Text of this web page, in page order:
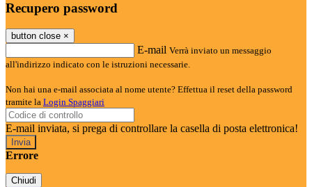
Recupero password
button close ×
E-mail Verrà inviato un messaggio
all'indirizzo indicato con le istruzioni necessarie.
Non hai una e-mail associata al nome utente? Effettua il reset della password
tramite la Login Spaggiari
E-mail inviata, si prega di controllare la casella di posta elettronica!
Errore
Chiudi